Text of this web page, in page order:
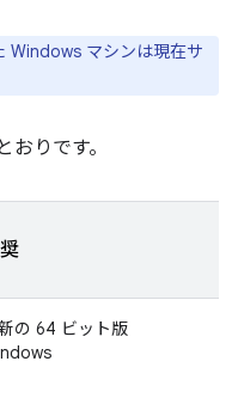
Windows マシンは現在サ
りです。
の 64 ビット版